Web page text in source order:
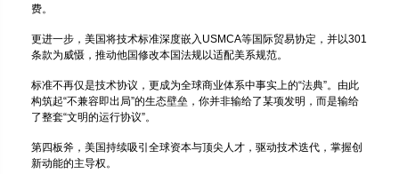
费。
更进一步，美国将技术标准深度嵌入USMCA等国际贸易协定，并以301
条款为威慑，推动他国修改本国法规以适配美系规范。
标准不再仅是技术协议，更成为全球商业体系中事实上的“法典”。由此
构筑起“不兼容即出局”的生态壁垒，你并非输给了某项发明，而是输给
了整套“文明的运行协议”。
第四板斧，美国持续吸引全球资本与顶尖人才，驱动技术迭代，掌握创
新动能的主导权。